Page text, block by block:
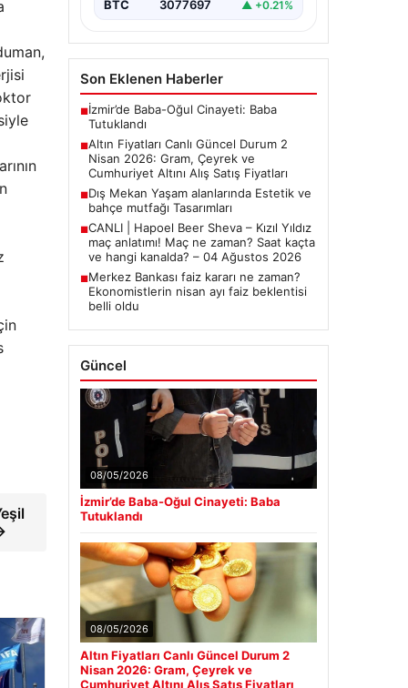
BTC 3077697 ▲ +0.21%
Son Eklenen Haberler
■İzmir’de Baba-Oğul Cinayeti: Baba
Tutuklandı
■Altın Fiyatları Canlı Güncel Durum 2
Nisan 2026: Gram, Çeyrek ve
Cumhuriyet Altını Alış Satış Fiyatları
■Dış Mekan Yaşam alanlarında Estetik ve
bahçe mutfağı Tasarımları
■CANLI | Hapoel Beer Sheva – Kızıl Yıldız
maç anlatımı! Maç ne zaman? Saat kaçta
ve hangi kanalda? – 04 Ağustos 2026
■Merkez Bankası faiz kararı ne zaman?
Ekonomistlerin nisan ayı faiz beklentisi
belli oldu
Güncel
08/05/2026
İzmir’de Baba-Oğul Cinayeti: Baba
Tutuklandı
08/05/2026
Altın Fiyatları Canlı Güncel Durum 2
Nisan 2026: Gram, Çeyrek ve
Cumhuriyet Altını Alış Satış Fiyatları